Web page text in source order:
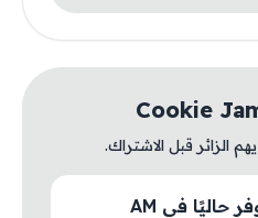
الزائر قبل الاشتراك.
هل Cookie Jam متوفر حاليًا في AM